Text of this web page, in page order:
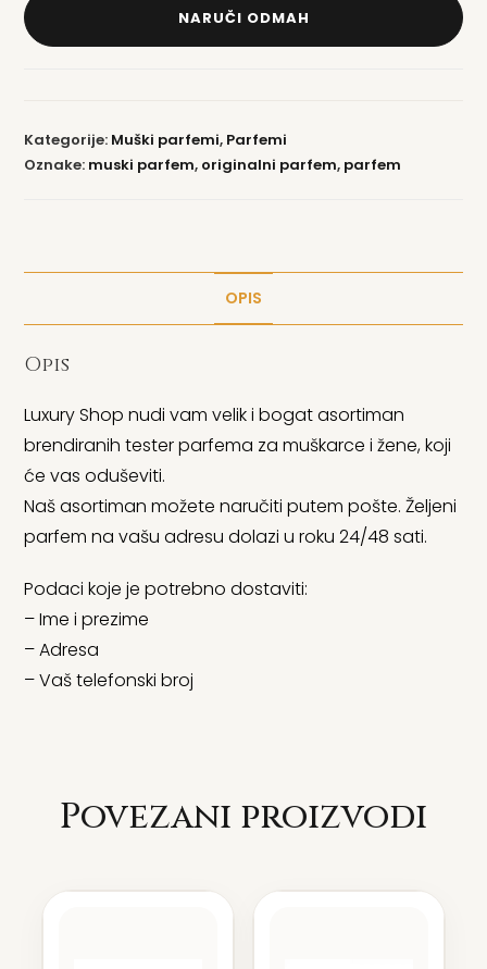
NARUČI ODMAH
Kategorije: Muški parfemi, Parfemi
Oznake: muski parfem, originalni parfem, parfem
OPIS
Opis
Luxury Shop nudi vam velik i bogat asortiman
brendiranih tester parfema za muškarce i žene, koji
će vas oduševiti.
Naš asortiman možete naručiti putem pošte. Željeni
parfem na vašu adresu dolazi u roku 24/48 sati.
Podaci koje je potrebno dostaviti:
– Ime i prezime
– Adresa
– Vaš telefonski broj
Povezani proizvodi